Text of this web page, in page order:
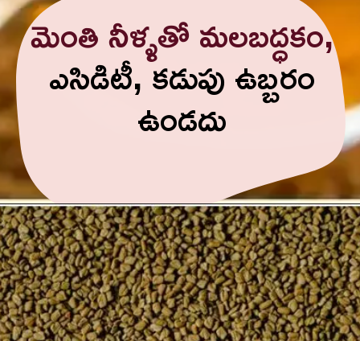
మెంతి నీళ్ళతో మలబద్ధకం,
ఎసిడిటీ, కడుపు ఉబ్బరం
ఉండదు